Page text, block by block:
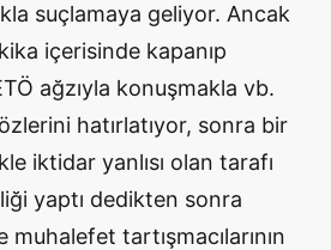
suçlamaya geliyor. Ancak
içerisinde kapanıp
ağzıyla konuşmakla vb.
hatırlatıyor, sonra bir
iktidar yanlısı olan tarafı
yaptı dedikten sonra
tartışmacılarının